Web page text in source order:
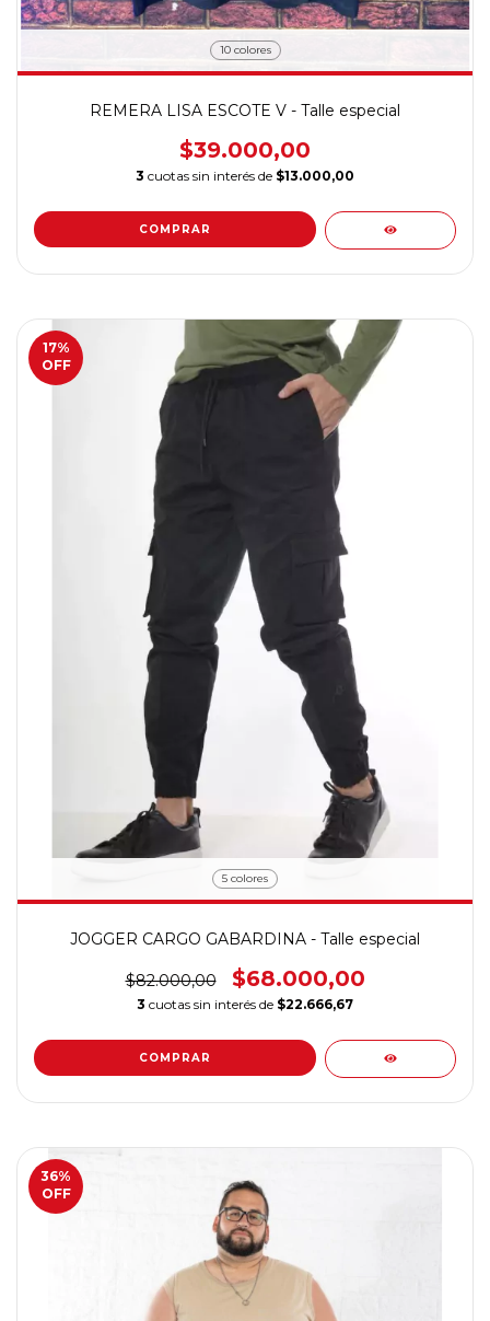
10 colores
REMERA LISA ESCOTE V - Talle especial
$39.000,00
3 cuotas sin interés de $13.000,00
COMPRAR
17%
OFF
5 colores
JOGGER CARGO GABARDINA - Talle especial
$82.000,00 $68.000,00
3 cuotas sin interés de $22.666,67
COMPRAR
36%
OFF